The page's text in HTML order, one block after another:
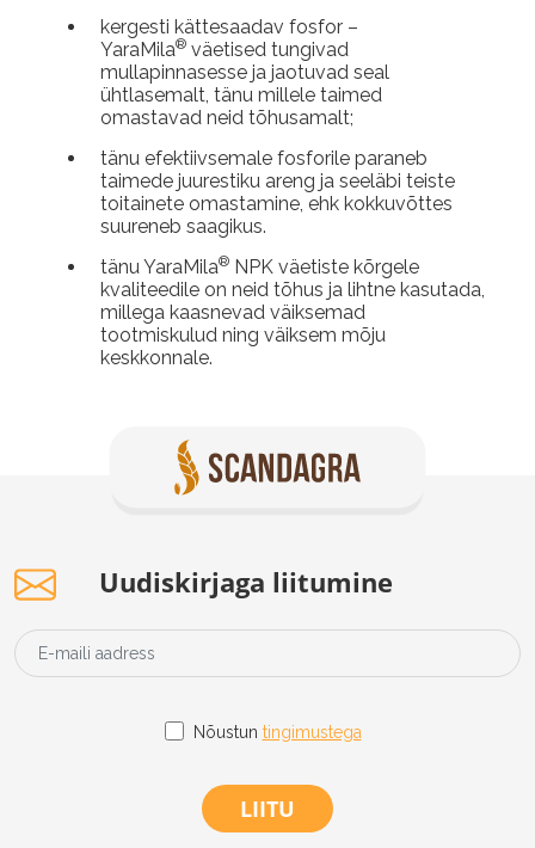
kergesti kättesaadav fosfor –
YaraMila® väetised tungivad
mullapinnasesse ja jaotuvad seal
ühtlasemalt, tänu millele taimed
omastavad neid tõhusamalt;
tänu efektiivsemale fosforile paraneb
taimede juurestiku areng ja seeläbi teiste
toitainete omastamine, ehk kokkuvõttes
suureneb saagikus.
tänu YaraMila® NPK väetiste kõrgele
kvaliteedile on neid tõhus ja lihtne kasutada,
millega kaasnevad väiksemad
tootmiskulud ning väiksem mõju
keskkonnale.
Uudiskirjaga liitumine
Nõustun tingimustega
LIITU